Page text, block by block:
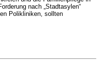
nach „Stadtasylen“
Polikliniken, sollten